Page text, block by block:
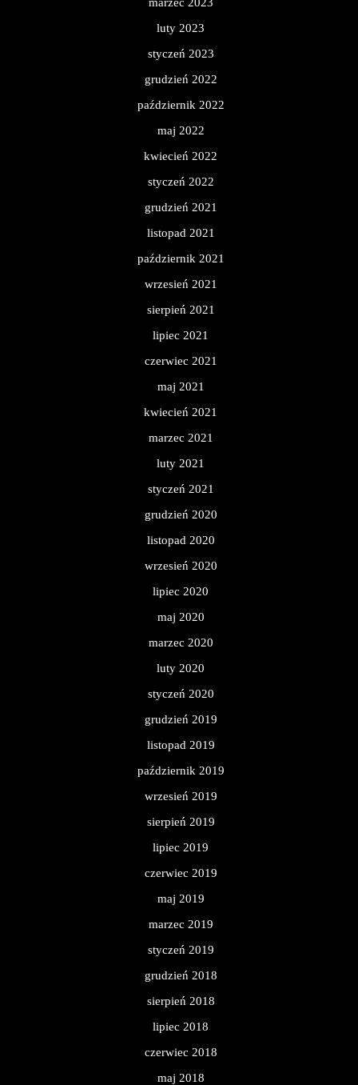
luty 2023
styczeń 2023
grudzień 2022
październik 2022
maj 2022
kwiecień 2022
styczeń 2022
grudzień 2021
listopad 2021
październik 2021
wrzesień 2021
sierpień 2021
lipiec 2021
czerwiec 2021
maj 2021
kwiecień 2021
marzec 2021
luty 2021
styczeń 2021
grudzień 2020
listopad 2020
wrzesień 2020
lipiec 2020
maj 2020
marzec 2020
luty 2020
styczeń 2020
grudzień 2019
listopad 2019
październik 2019
wrzesień 2019
sierpień 2019
lipiec 2019
czerwiec 2019
maj 2019
marzec 2019
styczeń 2019
grudzień 2018
sierpień 2018
lipiec 2018
czerwiec 2018
maj 2018